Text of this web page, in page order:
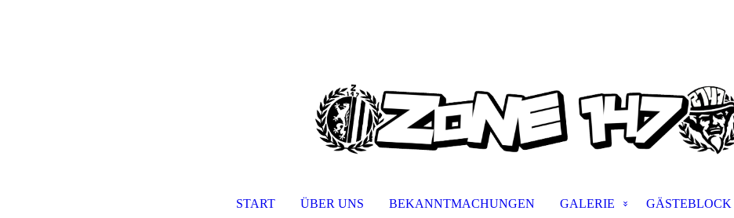
START ÜBER UNS BEKANNTMACHUNGEN GALERIE GÄSTEBLOCK